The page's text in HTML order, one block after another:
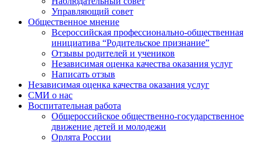
Управляющий совет
Общественное мнение
Всероссийская профессионально-общественная
инициатива “Родительское признание”
Отзывы родителей и учеников
Независимая оценка качества оказания услуг
Написать отзыв
Независимая оценка качества оказания услуг
СМИ о нас
Воспитательная работа
Общероссийское общественно-государственное
движение детей и молодежи
Орлята России